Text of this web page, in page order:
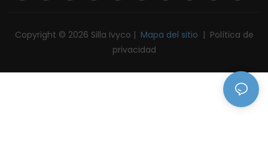
Copyright © 2026 Silla Ivyco | Mapa del sitio | Política de
privacidad